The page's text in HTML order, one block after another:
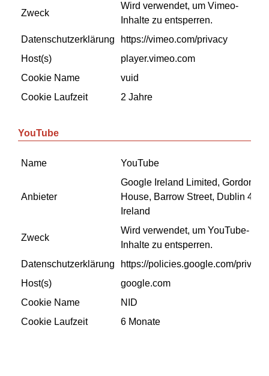
Zweck
Wird verwendet, um Vimeo-
Inhalte zu entsperren.
Datenschutzerklärung
https://vimeo.com/privacy
Host(s)
player.vimeo.com
Cookie Name
vuid
Cookie Laufzeit
2 Jahre
YouTube
Name YouTube
Anbieter
Google Ireland Limited, Gordon
House, Barrow Street, Dublin 4,
Ireland
Zweck
Wird verwendet, um YouTube-
Inhalte zu entsperren.
Datenschutzerklärung
https://policies.google.com/privacy
Host(s)
google.com
Cookie Name
NID
Cookie Laufzeit
6 Monate